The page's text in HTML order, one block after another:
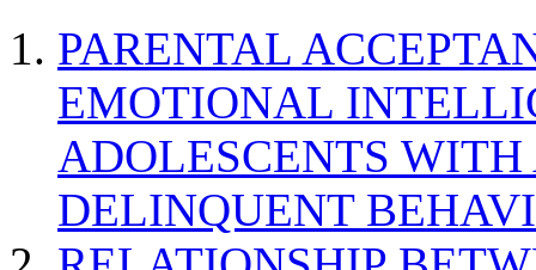
PARENTAL
EMOTIONAL
ADOLESCENTS
DELINQUENT